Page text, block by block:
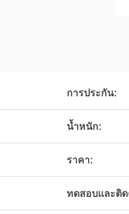
การประกัน:
น้ำหนัก:
ราคา:
ทดสอบและติด